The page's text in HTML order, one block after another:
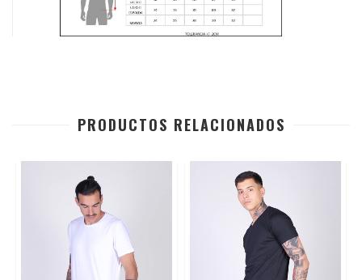
PRODUCTOS RELACIONADOS